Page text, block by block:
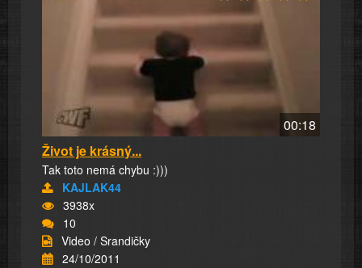
00:18
Život je krásný...
Tak toto nemá chybu :)))
KAJLAK44
3938x
10
Video / Srandičky
24/10/2011